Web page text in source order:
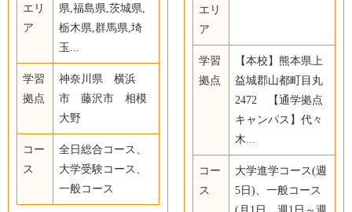
エリ
ア
県,福島県,茨城県,
栃木県,群馬県,埼
玉...
学習
拠点
神奈川県 横浜
市 藤沢市 相模
大野
コー
ス
全日総合コース、
大学受験コース、
一般コース
エリ
ア
学習
拠点
【本校】熊本県上
益城郡山都町目丸
2472 【通学拠点
キャンパス】代々
木...
コー
ス
大学進学コース(週
5日)、一般コース